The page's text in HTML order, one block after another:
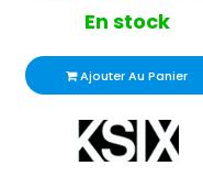
En stock
Ajouter Au Panier